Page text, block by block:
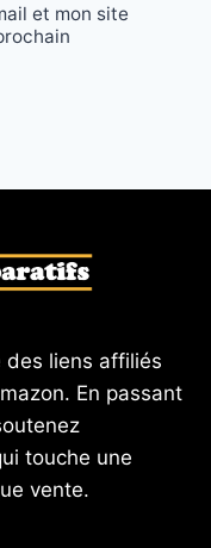
et mon site
des liens affiliés
En passant
touche une
vente.